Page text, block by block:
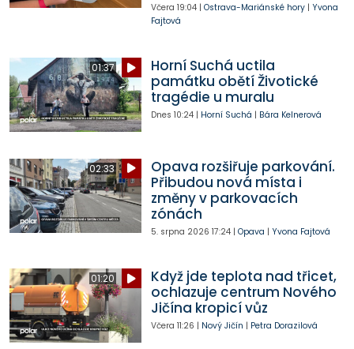
Včera 19:04| Ostrava-Mariánské hory| Yvona
Fajtová
01:37
Horní Suchá uctila
památku obětí Životické
tragédie u muralu
Dnes 10:24| Horní Suchá | Bára Kelnerová
02:33
Opava rozšiřuje parkování.
Přibudou nová místa i
změny v parkovacích
zónách
5. srpna 2026 17:24| Opava | Yvona Fajtová
01:20
Když jde teplota nad třicet,
ochlazuje centrum Nového
Jičína kropicí vůz
Včera 11:26 | Nový Jičín | Petra Dorazilová